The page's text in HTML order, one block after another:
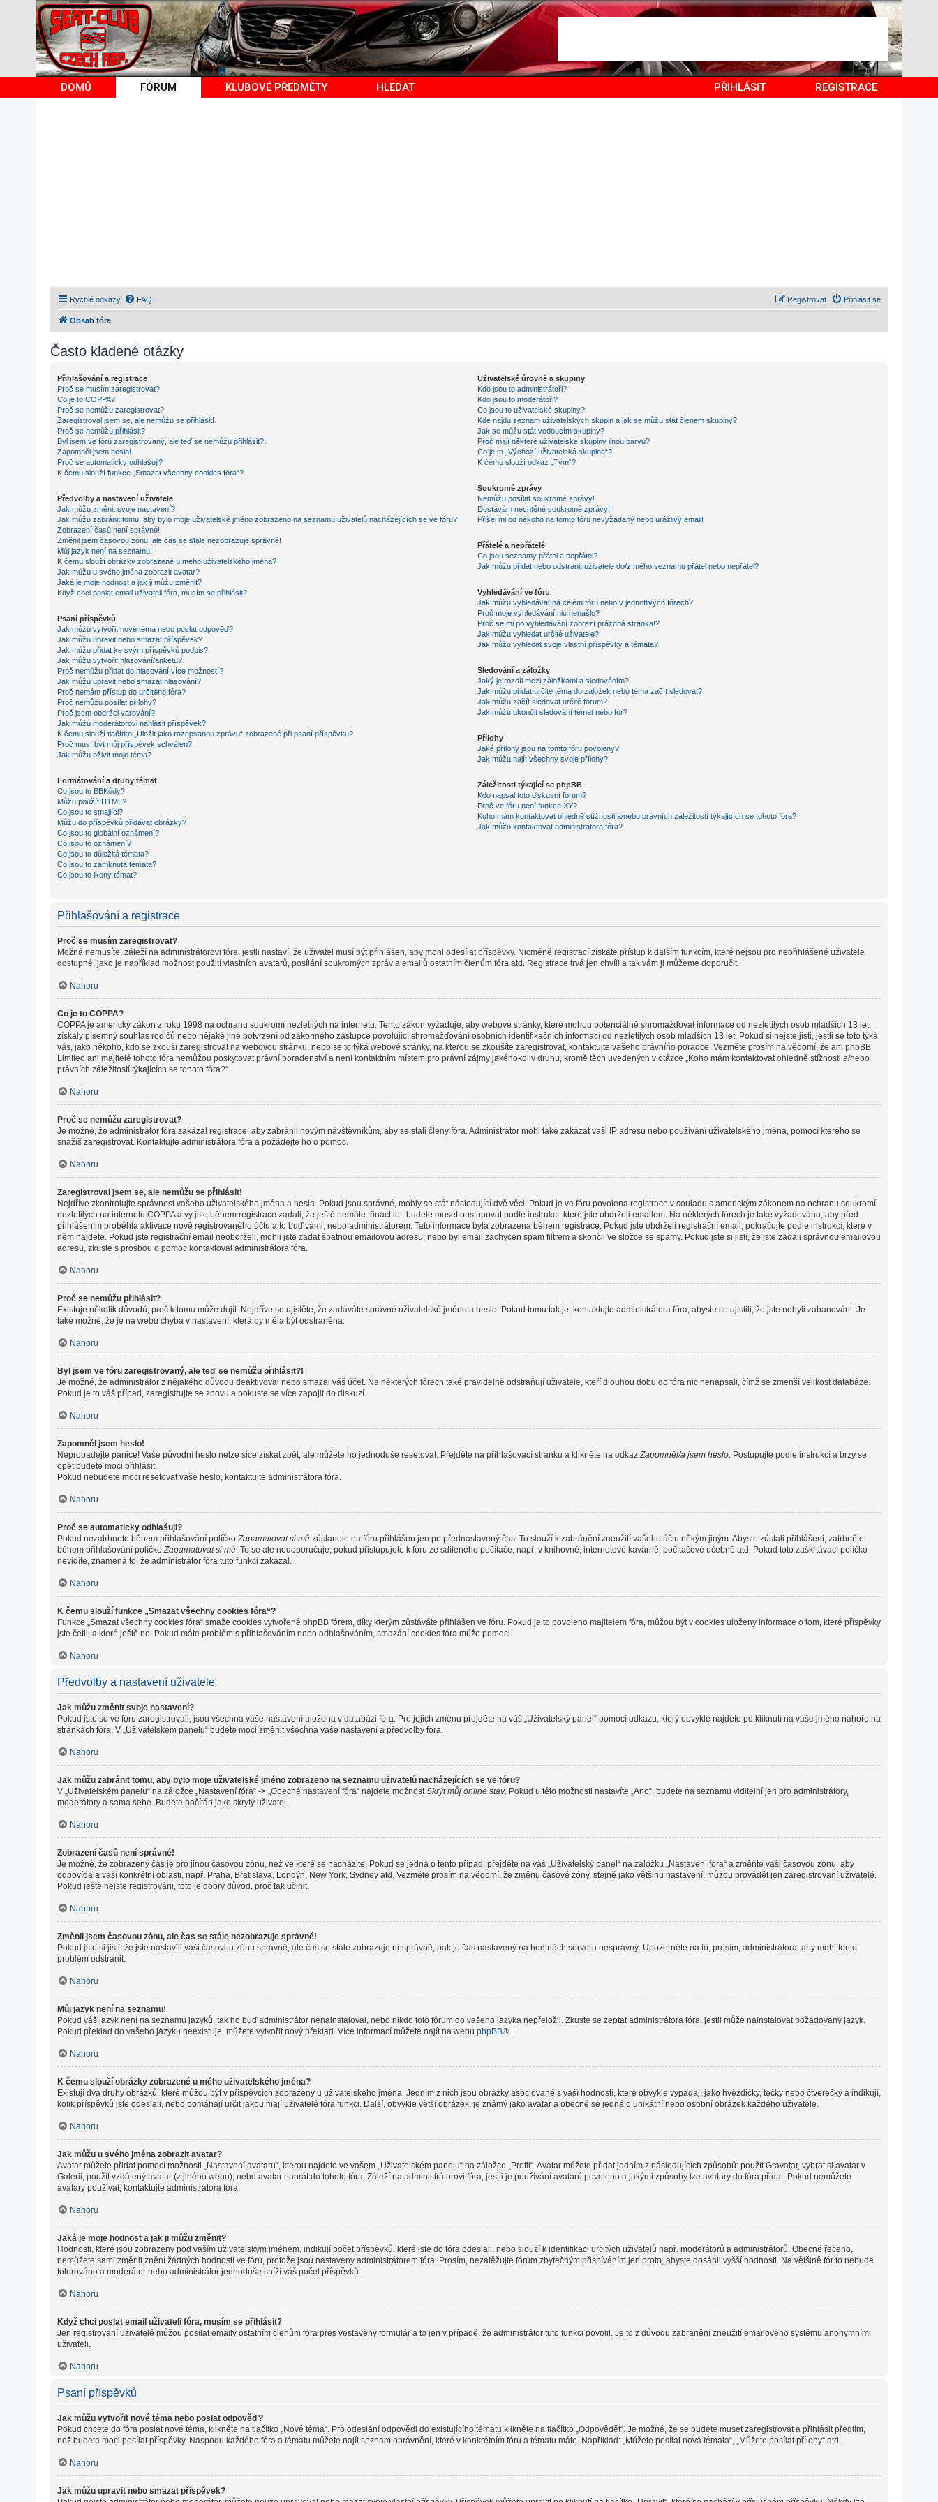
DOMŮ FÓRUM KLUBOVÉ PŘEDMĚTY HLEDAT PŘIHLÁSIT REGISTRACE
Rychlé odkazy FAQ Přihlásit se
Registrovat
Obsah fóra
Často kladené otázky
Přihlašování a registrace
Proč se musím zaregistrovat?
Co je to COPPA?
Proč se nemůžu zaregistrovat?
Zaregistroval jsem se, ale nemůžu se přihlásit!
Proč se nemůžu přihlásit?
Byl jsem ve fóru zaregistrovaný, ale teď se nemůžu přihlásit?!
Zapomněl jsem heslo!
Proč se automaticky odhlašuji?
K čemu slouží funkce „Smazat všechny cookies fóra“?
Předvolby a nastavení uživatele
Jak můžu změnit svoje nastavení?
Jak můžu zabránit tomu, aby bylo moje uživatelské jméno zobrazeno na seznamu uživatelů nacházejících se ve fóru?
Zobrazení časů není správné!
Změnil jsem časovou zónu, ale čas se stále nezobrazuje správně!
Můj jazyk není na seznamu!
K čemu slouží obrázky zobrazené u mého uživatelského jména?
Jak můžu u svého jména zobrazit avatar?
Jaká je moje hodnost a jak ji můžu změnit?
Když chci poslat email uživateli fóra, musím se přihlásit?
Psaní příspěvků
Jak můžu vytvořit nové téma nebo poslat odpověď?
Jak můžu upravit nebo smazat příspěvek?
Jak můžu přidat ke svým příspěvků podpis?
Jak můžu vytvořit hlasování/anketu?
Proč nemůžu přidat do hlasování více možností?
Jak můžu upravit nebo smazat hlasování?
Proč nemám přístup do určitého fóra?
Proč nemůžu posílat přílohy?
Proč jsem obdržel varování?
Jak můžu moderátorovi nahlásit příspěvek?
K čemu slouží tlačítko „Uložit jako rozepsanou zprávu“ zobrazené při psaní příspěvku?
Proč musí být můj příspěvek schválen?
Jak můžu oživit moje téma?
Formátování a druhy témat
Co jsou to BBKódy?
Můžu použít HTML?
Co jsou to smajlíci?
Můžu do příspěvků přidávat obrázky?
Co jsou to globální oznámení?
Co jsou to oznámení?
Co jsou to důležitá témata?
Co jsou to zamknutá témata?
Co jsou to ikony témat?
Uživatelské úrovně a skupiny
Kdo jsou to administrátoři?
Kdo jsou to moderátoři?
Co jsou to uživatelské skupiny?
Kde najdu seznam uživatelských skupin a jak se můžu stát členem skupiny?
Jak se můžu stát vedoucím skupiny?
Proč mají některé uživatelské skupiny jinou barvu?
Co je to „Výchozí uživatelská skupina“?
K čemu slouží odkaz „Tým“?
Soukromé zprávy
Nemůžu posílat soukromé zprávy!
Dostávám nechtěné soukromé zprávy!
Přišel mi od někoho na tomto fóru nevyžádaný nebo urážlivý email!
Přátelé a nepřátelé
Co jsou seznamy přátel a nepřátel?
Jak můžu přidat nebo odstranit uživatele do/z mého seznamu přátel nebo nepřátel?
Vyhledávání ve fóru
Jak můžu vyhledávat na celém fóru nebo v jednotlivých fórech?
Proč moje vyhledávání nic nenašlo?
Proč se mi po vyhledávání zobrazí prázdná stránka!?
Jak můžu vyhledat určité uživatele?
Jak můžu vyhledat svoje vlastní příspěvky a témata?
Sledování a záložky
Jaký je rozdíl mezi záložkami a sledováním?
Jak můžu přidat určité téma do záložek nebo téma začít sledovat?
Jak můžu začít sledovat určité fórum?
Jak můžu ukončit sledování témat nebo fór?
Přílohy
Jaké přílohy jsou na tomto fóru povoleny?
Jak můžu najít všechny svoje přílohy?
Záležitosti týkající se phpBB
Kdo napsal toto diskusní fórum?
Proč ve fóru není funkce XY?
Koho mám kontaktovat ohledně stížnosti a/nebo právních záležitostí týkajících se tohoto fóra?
Jak můžu kontaktovat administrátora fóra?
Přihlašování a registrace
Proč se musím zaregistrovat?
Možná nemusíte, záleží na administrátorovi fóra, jestli nastaví, že uživatel musí být přihlášen, aby mohl odesílat příspěvky. Nicméně registrací získáte přístup k dalším funkcím, které nejsou pro nepřihlášené uživatele
dostupné, jako je například možnost použití vlastních avatarů, posílání soukromých zpráv a emailů ostatním členům fóra atd. Registrace trvá jen chvíli a tak vám ji můžeme doporučit.
Nahoru
Co je to COPPA?
COPPA je americký zákon z roku 1998 na ochranu soukromí nezletilých na internetu. Tento zákon vyžaduje, aby webové stránky, které mohou potenciálně shromažďovat informace od nezletilých osob mladších 13 let,
získaly písemný souhlas rodičů nebo nějaké jiné potvrzení od zákonného zástupce povolující shromažďování osobních identifikačních informací od nezletilých osob mladších 13 let. Pokud si nejste jisti, jestli se toto týká
vás, jako někoho, kdo se zkouší zaregistrovat na webovou stránku, nebo se to týká webové stránky, na kterou se zkoušíte zaregistrovat, kontaktujte vašeho právního poradce. Vezměte prosím na vědomí, že ani phpBB
Limited ani majitelé tohoto fóra nemůžou poskytovat právní poradenství a není kontaktním místem pro právní zájmy jakéhokoliv druhu, kromě těch uvedených v otázce „Koho mám kontaktovat ohledně stížnosti a/nebo
právních záležitostí týkajících se tohoto fóra?“.
Nahoru
Proč se nemůžu zaregistrovat?
Je možné, že administrátor fóra zakázal registrace, aby zabránil novým návštěvníkům, aby se stali členy fóra. Administrátor mohl také zakázat vaši IP adresu nebo používání uživatelského jména, pomocí kterého se
snažíš zaregistrovat. Kontaktujte administrátora fóra a požádejte ho o pomoc.
Nahoru
Zaregistroval jsem se, ale nemůžu se přihlásit!
Nejdříve zkontrolujte správnost vašeho uživatelského jména a hesla. Pokud jsou správné, mohly se stát následující dvě věci. Pokud je ve fóru povolena registrace v souladu s americkým zákonem na ochranu soukromí
nezletilých na internetu COPPA a vy jste během registrace zadali, že ještě nemáte třináct let, budete muset postupovat podle instrukcí, které jste obdrželi emailem. Na některých fórech je také vyžadováno, aby před
přihlášením proběhla aktivace nově registrovaného účtu a to buď vámi, nebo administrátorem. Tato informace byla zobrazena během registrace. Pokud jste obdrželi registrační email, pokračujte podle instrukcí, které v
něm najdete. Pokud jste registrační email neobdrželi, mohli jste zadat špatnou emailovou adresu, nebo byl email zachycen spam filtrem a skončil ve složce se spamy. Pokud jste si jistí, že jste zadali správnou emailovou
adresu, zkuste s prosbou o pomoc kontaktovat administrátora fóra.
Nahoru
Proč se nemůžu přihlásit?
Existuje několik důvodů, proč k tomu může dojít. Nejdříve se ujistěte, že zadáváte správné uživatelské jméno a heslo. Pokud tomu tak je, kontaktujte administrátora fóra, abyste se ujistili, že jste nebyli zabanováni. Je
také možné, že je na webu chyba v nastavení, která by měla být odstraněna.
Nahoru
Byl jsem ve fóru zaregistrovaný, ale teď se nemůžu přihlásit?!
Je možné, že administrátor z nějakého důvodu deaktivoval nebo smazal váš účet. Na některých fórech také pravidelně odstraňují uživatele, kteří dlouhou dobu do fóra nic nenapsali, čímž se zmenší velikost databáze.
Pokud je to váš případ, zaregistrujte se znovu a pokuste se více zapojit do diskuzí.
Nahoru
Zapomněl jsem heslo!
Nepropadejte panice! Vaše původní heslo nelze sice získat zpět, ale můžete ho jednoduše resetovat. Přejděte na přihlašovací stránku a klikněte na odkazZapomněl/a jsem heslo. Postupujte podle instrukcí a brzy se
opět budete moci přihlásit.
Pokud nebudete moci resetovat vaše heslo, kontaktujte administrátora fóra.
Nahoru
Proč se automaticky odhlašuji?
Pokud nezatrhnete během přihlašování políčkoZapamatovat si mě zůstanete na fóru přihlášen jen po přednastavený čas. To slouží k zabránění zneužití vašeho účtu někým jiným. Abyste zůstali přihlášeni, zatrhněte
během přihlašování políčkoZapamatovat si mě. To se ale nedoporučuje, pokud přistupujete k fóru ze sdíleného počítače, např. v knihovně, internetové kavárně, počítačové učebně atd. Pokud toto zaškrtávací políčko
nevidíte, znamená to, že administrátor fóra tuto funkci zakázal.
Nahoru
K čemu slouží funkce „Smazat všechny cookies fóra“?
Funkce „Smazat všechny cookies fóra“ smaže cookies vytvořené phpBB fórem, díky kterým zůstáváte přihlášen ve fóru. Pokud je to povoleno majitelem fóra, můžou být v cookies uloženy informace o tom, které příspěvky
jste četli, a které ještě ne. Pokud máte problém s přihlašováním nebo odhlašováním, smazání cookies fóra může pomoci.
Nahoru
Předvolby a nastavení uživatele
Jak můžu změnit svoje nastavení?
Pokud jste se ve fóru zaregistrovali, jsou všechna vaše nastavení uložena v databázi fóra. Pro jejich změnu přejděte na váš „Uživatelský panel“ pomocí odkazu, který obvykle najdete po kliknutí na vaše jméno nahoře na
stránkách fóra. V „Uživatelském panelu“ budete moci změnit všechna vaše nastavení a předvolby fóra.
Nahoru
Jak můžu zabránit tomu, aby bylo moje uživatelské jméno zobrazeno na seznamu uživatelů nacházejících se ve fóru?
V „Uživatelském panelu“ na záložce „Nastavení fóra“ -> „Obecné nastavení fóra“ najdete možnostSkrýt můj online stav. Pokud u této možnosti nastavíte „Ano“, budete na seznamu viditelní jen pro administrátory,
moderátory a sama sebe. Budete počítán jako skrytý uživatel.
Nahoru
Zobrazení časů není správné!
Je možné, že zobrazený čas je pro jinou časovou zónu, než ve které se nacházíte. Pokud se jedná o tento případ, přejděte na váš „Uživatelský panel“ na záložku „Nastavení fóra“ a změňte vaši časovou zónu, aby
odpovídala vaší konkrétní oblasti, např. Praha, Bratislava, Londýn, New York, Sydney atd. Vezměte prosím na vědomí, že změnu časové zóny, stejně jako většinu nastavení, můžou provádět jen zaregistrovaní uživatelé.
Pokud ještě nejste registrováni, toto je dobrý důvod, proč tak učinit.
Nahoru
Změnil jsem časovou zónu, ale čas se stále nezobrazuje správně!
Pokud jste si jisti, že jste nastavili vaši časovou zónu správně, ale čas se stále zobrazuje nesprávně, pak je čas nastavený na hodinách serveru nesprávný. Upozorněte na to, prosím, administrátora, aby mohl tento
problém odstranit.
Nahoru
Můj jazyk není na seznamu!
Pokud váš jazyk není na seznamu jazyků, tak ho buď administrátor nenainstaloval, nebo nikdo toto fórum do vašeho jazyka nepřeložil. Zkuste se zeptat administrátora fóra, jestli může nainstalovat požadovaný jazyk.
Pokud překlad do vašeho jazyku neexistuje, můžete vytvořit nový překlad. Více informací můžete najít na webu phpBB®.
Nahoru
K čemu slouží obrázky zobrazené u mého uživatelského jména?
Existují dva druhy obrázků, které můžou být v příspěvcích zobrazeny u uživatelského jména. Jedním z nich jsou obrázky asociované s vaší hodností, které obvykle vypadají jako hvězdičky, tečky nebo čtverečky a indikují,
kolik příspěvků jste odeslali, nebo pomáhají určit jakou mají uživatelé fóra funkci. Další, obvykle větší obrázek, je známý jako avatar a obecně se jedná o unikátní nebo osobní obrázek každého uživatele.
Nahoru
Jak můžu u svého jména zobrazit avatar?
Avatar můžete přidat pomocí možnosti „Nastavení avataru“, kterou najdete ve vašem „Uživatelském panelu“ na záložce „Profil“. Avatar můžete přidat jedním z následujících způsobů: použít Gravatar, vybrat si avatar v
Galerii, použít vzdálený avatar (z jiného webu), nebo avatar nahrát do tohoto fóra. Záleží na administrátorovi fóra, jestli je používání avatarů povoleno a jakými způsoby lze avatary do fóra přidat. Pokud nemůžete
avatary používat, kontaktujte administrátora fóra.
Nahoru
Jaká je moje hodnost a jak ji můžu změnit?
Hodnosti, které jsou zobrazeny pod vaším uživatelským jménem, indikují počet příspěvků, které jste do fóra odeslali, nebo slouží k identifikaci určitých uživatelů např. moderátorů a administrátorů. Obecně řečeno,
nemůžete sami změnit znění žádných hodností ve fóru, protože jsou nastaveny administrátorem fóra. Prosím, nezatěžujte fórum zbytečným přispíváním jen proto, abyste dosáhli vyšší hodnosti. Na většině fór to nebude
tolerováno a moderátor nebo administrátor jednoduše sníží váš počet příspěvků.
Nahoru
Když chci poslat email uživateli fóra, musím se přihlásit?
Jen registrovaní uživatelé můžou posílat emaily ostatním členům fóra přes vestavěný formulář a to jen v případě, že administrátor tuto funkci povolil. Je to z důvodu zabránění zneužití emailového systému anonymními
uživateli.
Nahoru
Psaní příspěvků
Jak můžu vytvořit nové téma nebo poslat odpověď?
Pokud chcete do fóra poslat nové téma, klikněte na tlačítko „Nové téma“. Pro odeslání odpovědi do existujícího tématu klikněte na tlačítko „Odpovědět“. Je možné, že se budete muset zaregistrovat a přihlásit předtím,
než budete moci posílat příspěvky. Naspodu každého fóra a tématu můžete najít seznam oprávnění, které v konkrétním fóru a tématu máte. Například: „Můžete posílat nová témata“, „Můžete posílat přílohy“ atd.
Nahoru
Jak můžu upravit nebo smazat příspěvek?